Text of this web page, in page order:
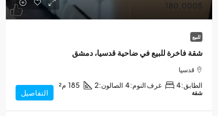
180,000$
للبيع
شقة فاخرة للبيع في ضاحية قدسيا، دمشق
قدسيا
الطابق:4 غرف النوم:4 الصالون:2
185 م²
شقة التفاصيل